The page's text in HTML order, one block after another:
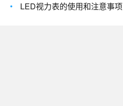
LED视力表的使用和注意事项